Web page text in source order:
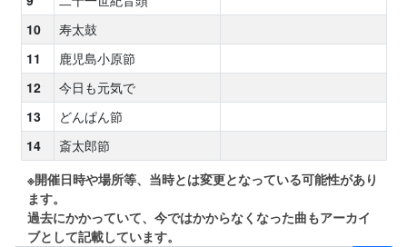
10
寿太鼓
11
鹿児島小原節
12
今日も元気で
13
どんぱん節
14
斎太郎節
※開催日時や場所等、当時とは変更となっている可能性があり
ます。
過去にかかっていて、今ではかからなくなった曲もアーカイ
ブとして記載しています。